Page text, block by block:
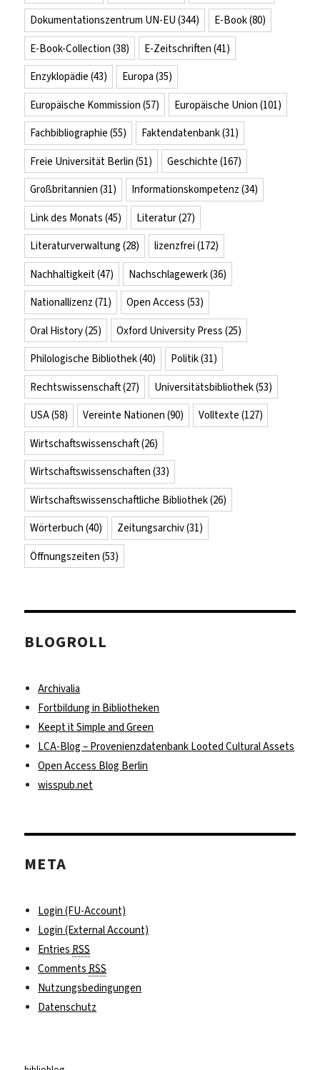
Dokumentationszentrum UN-EU (344) E-Book(80)
E-Book-Collection (38) E-Zeitschriften (41)
Enzyklopädie (43) Europa (35)
Europäische Kommission (57) Europäische Union (101)
Fachbibliographie (55) Faktendatenbank(31)
Freie Universität Berlin (51) Geschichte (167)
Großbritannien (31) Informationskompetenz (34)
Link des Monats (45) Literatur(27)
Literaturverwaltung (28) lizenzfrei (172)
Nachhaltigkeit(47) Nachschlagewerk(36)
Nationallizenz (71) Open Access (53)
Oral History(25) Oxford University Press (25)
Philologische Bibliothek(40) Politik(31)
Rechtswissenschaft(27) Universitätsbibliothek(53)
USA(58) Vereinte Nationen (90) Volltexte (127)
Wirtschaftswissenschaft(26)
Wirtschaftswissenschaften (33)
Wirtschaftswissenschaftliche Bibliothek(26)
Wörterbuch (40) Zeitungsarchiv(31)
Öffnungszeiten (53)
BLOGROLL
Archivalia
Fortbildung in Bibliotheken
Keept it Simple and Green
LCA-Blog – Provenienzdatenbank Looted Cultural Assets
Open Access Blog Berlin
wisspub.net
META
Login (FU-Account)
Login (External Account)
EntriesRSS
CommentsRSS
Nutzungsbedingungen
Datenschutz